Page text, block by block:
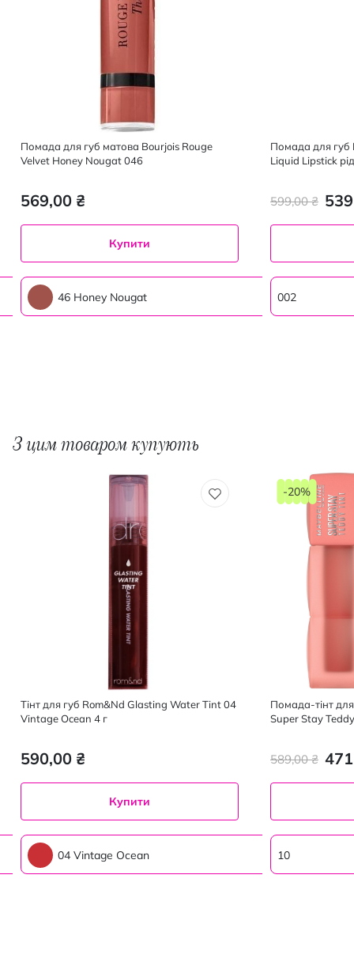
Помада для губ матова Bourjois Rouge
Velvet Honey Nougat 046
569,00 ₴
Купити
46 Honey Nougat
Помада для губ
Liquid Lipstick
599,00 ₴
002
З цим товаром купують
Тінт для губ Rom&Nd Glasting Water Tint 04
Vintage Ocean 4 г
590,00 ₴
Купити
04 Vintage Ocean
Помада-тінт
Super Stay
589,00 ₴
-20%
10